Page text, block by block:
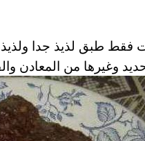
فقط طبق لذيذ جدا ولذيذ،
وغيرها من المعادن